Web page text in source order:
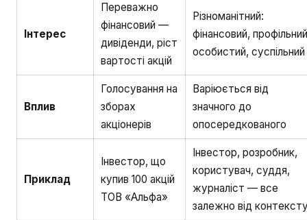
Інтерес
Переважно
фінансовий —
дивіденди, ріст
вартості акцій
Різноманітний:
фінансовий,
особистий, суспільний
Вплив
Голосування на
зборах
акціонерів
Варіюється від
значного до
опосередкованого
Приклад
Інвестор, що
купив 100 акцій
ТОВ «Альфа»
Інвестор, розробник,
користувач, суддя,
журналіст — все
залежно від